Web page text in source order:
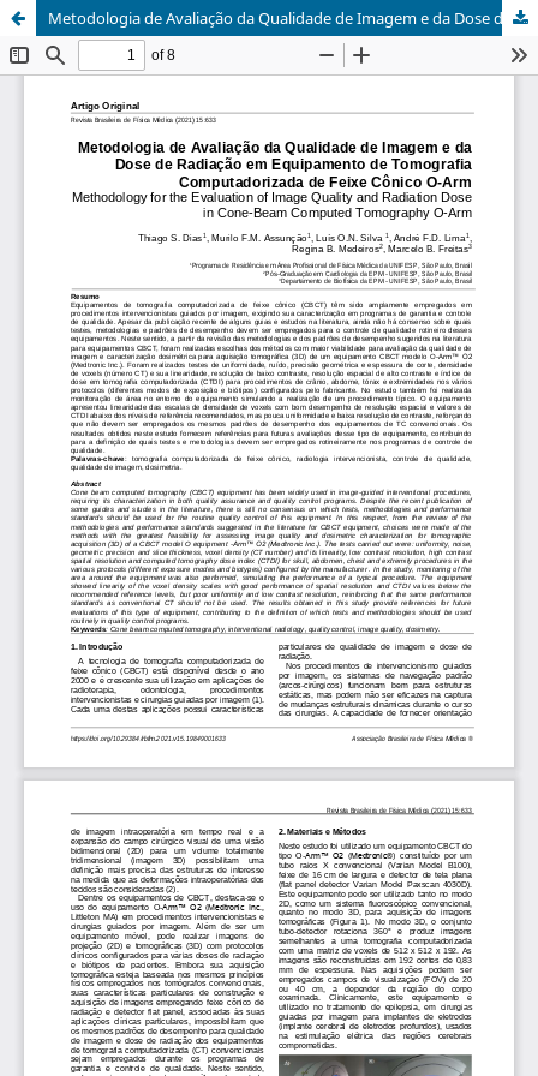
Metodologia de Avaliação da Qualidade de Imagem e da Dose de Radiação em Equipamento de Tomografia Computadorizada de Feixe Cônico O-Arm